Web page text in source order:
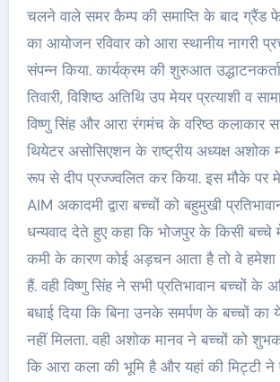
चलने वाले समर कैम्प की समाप्ति के बाद ग्रैंड
का आयोजन रविवार को आरा स्थानीय नागरी
संपन्न किया. कार्यक्रम की शुरुआत
तिवारी, विशिष्ठ अतिथि उप मेयर प्रत्याशी व
विष्णु सिंह और आरा रंगमंच के वरिष्ठ कलाकार
थियेटर असोसिएशन के राष्ट्रीय अध्यक्ष अशोक
रूप से दीप प्रज्ज्वलित कर किया. इस मौके पर
AIM अकादमी द्वारा बच्चों को बहुमुखी
धन्यवाद देते हुए कहा कि भोजपुर के किसी बच्चे
कमी के कारण कोई अड़चन आता है तो वे हमेशा
हैं. वही विष्णु सिंह ने सभी प्रतिभावान बच्चों के
बधाई दिया कि बिना उनके समर्पण के बच्चों
नहीं मिलता. वही अशोक मानव ने बच्चों को
कि आरा कला की भूमि है और यहां की मिट्टी